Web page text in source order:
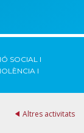
SOCIAL I
I
Altres activitats